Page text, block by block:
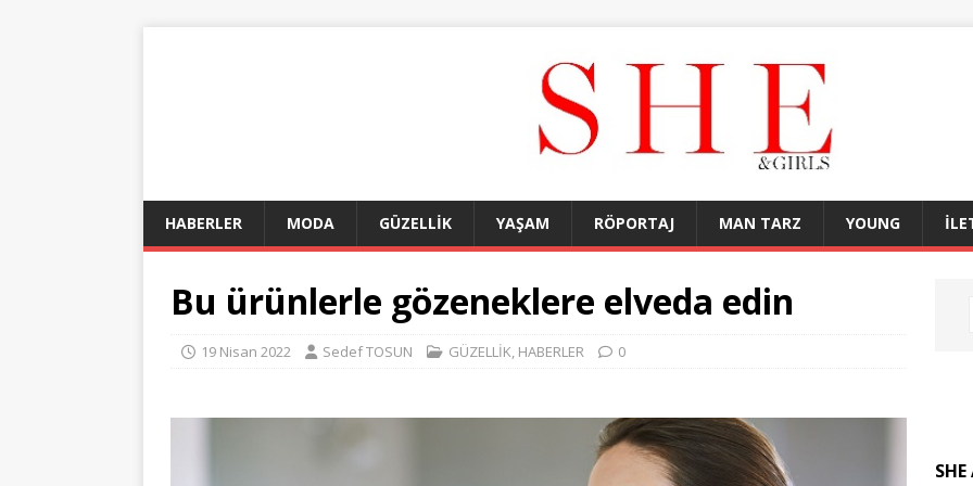
HABERLER MODA GÜZELLİK YAŞAM RÖPORTAJ MAN TARZ YOUNG
Bu ürünlerle gözeneklere elveda edin
19 Nisan 2022 Sedef TOSUN GÜZELLİK, HABERLER 0